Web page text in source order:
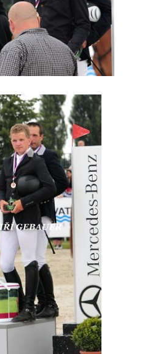
" BUDE ZAHÁJEN
NORMÁLNĚ PROBÍHAT